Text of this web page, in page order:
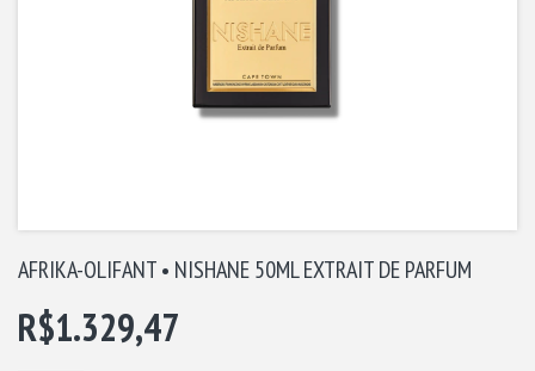
AFRIKA-OLIFANT • NISHANE 50ML EXTRAIT DE PARFUM
R$1.329,47